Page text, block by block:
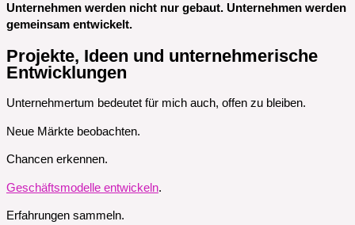
Unternehmen werden nicht nur gebaut. Unternehmen werden
gemeinsam entwickelt.
Projekte, Ideen und unternehmerische
Entwicklungen
Unternehmertum bedeutet für mich auch, offen zu bleiben.
Neue Märkte beobachten.
Chancen erkennen.
Geschäftsmodelle entwickeln.
Erfahrungen sammeln.